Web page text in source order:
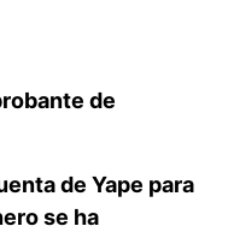
de
de Yape para
se ha